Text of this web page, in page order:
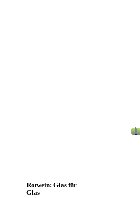
Rotwein: Glas für
Glas